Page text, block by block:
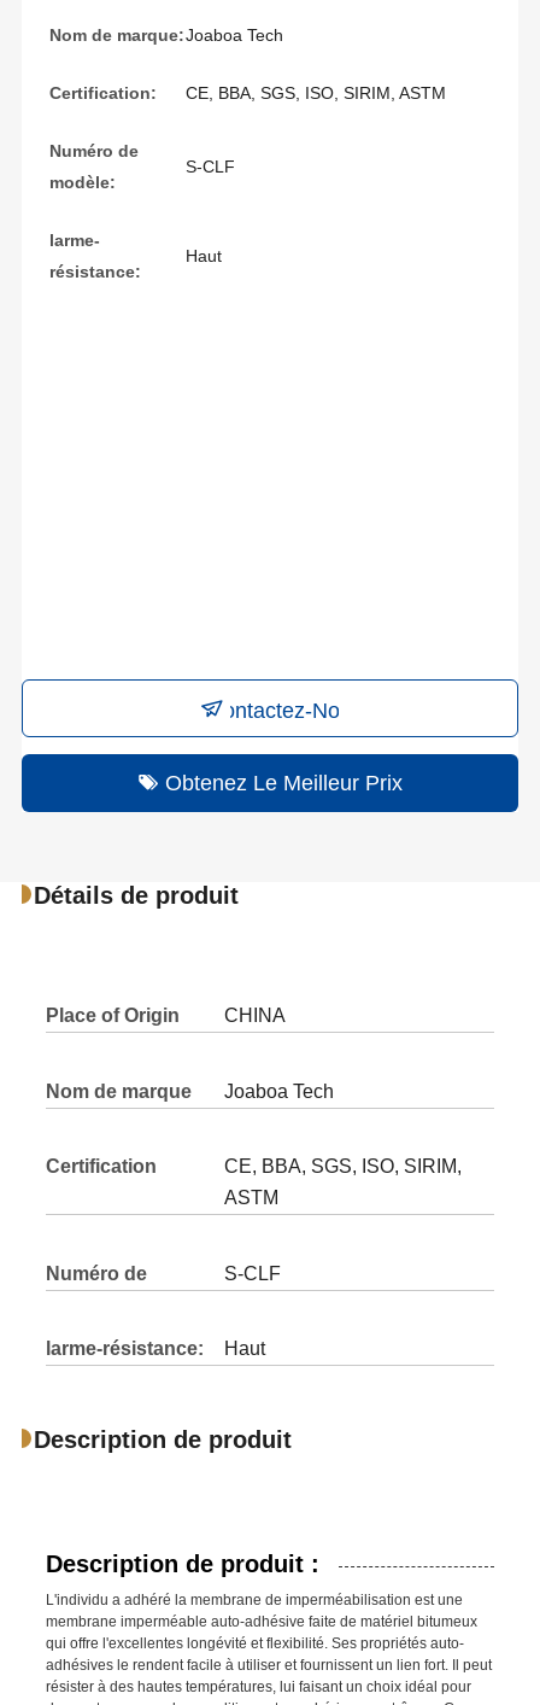
Nom de marque:Joaboa Tech
Certification: CE, BBA, SGS, ISO, SIRIM, ASTM
Numéro de
modèle:
S-CLF
larme-
résistance:
Haut
Contactez-Nous
Obtenez Le Meilleur Prix
Détails de produit
Place of Origin CHINA
Nom de marque Joaboa Tech
Certification
CE, BBA, SGS, ISO, SIRIM,
ASTM
Numéro de
S-CLF
larme-résistance: Haut
Description de produit
Description de produit :
L'individu a adhéré la membrane de imperméabilisation est une
membrane imperméable auto-adhésive faite de matériel bitumeux
qui offre l'excellentes longévité et flexibilité. Ses propriétés auto-
adhésives le rendent facile à utiliser et fournissent un lien fort. Il peut
résister à des hautes températures, lui faisant un choix idéal pour